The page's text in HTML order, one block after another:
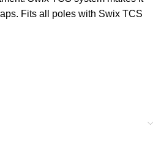
Fits all poles with Swix TCS